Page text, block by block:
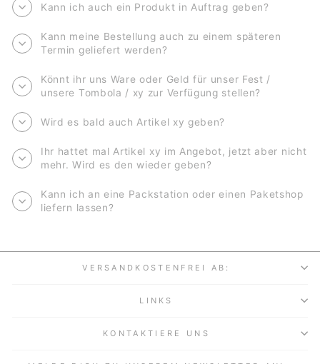
Kann ich auch ein Produkt in Auftrag geben?
Kann meine Bestellung auch zu einem späteren
Termin geliefert werden?
Könnt ihr uns Ware oder Geld für unser Fest /
unsere Tombola / xy zur Verfügung stellen?
Wird es bald auch Artikel xy geben?
Ihr hattet mal Artikel xy im Angebot, jetzt aber nicht
mehr. Wird es den wieder geben?
Kann ich an eine Packstation oder einen Paketshop
liefern lassen?
VERSANDKOSTENFREI AB:
LINKS
KONTAKTIERE UNS